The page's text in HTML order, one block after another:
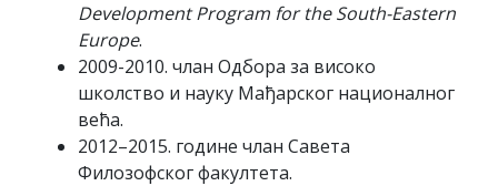
Development Program for the South-Eastern
Europe.
2009-2010. члан Одбора за високо
школство и науку Мађарског националног
већа.
2012–2015. године члан Савета
Филозофског факултета.